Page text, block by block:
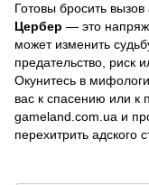
Готовы бросить
Цербер — это
может изменить
предательство, риск
Окунитесь в
вас к спасению или к
gameland.com.ua и
перехитрить адского